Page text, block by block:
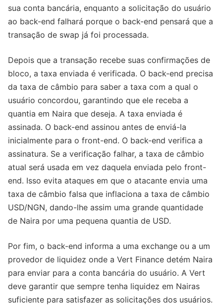
sua conta bancária, enquanto a solicitação do usuário
ao back-end falhará porque o back-end pensará que a
transação de swap já foi processada.
Depois que a transação recebe suas confirmações de
bloco, a taxa enviada é verificada. O back-end precisa
da taxa de câmbio para saber a taxa com a qual o
usuário concordou, garantindo que ele receba a
quantia em Naira que deseja. A taxa enviada é
assinada. O back-end assinou antes de enviá-la
inicialmente para o front-end. O back-end verifica a
assinatura. Se a verificação falhar, a taxa de câmbio
atual será usada em vez daquela enviada pelo front-
end. Isso evita ataques em que o atacante envia uma
taxa de câmbio falsa que inflaciona a taxa de câmbio
USD/NGN, dando-lhe assim uma grande quantidade
de Naira por uma pequena quantia de USD.
Por fim, o back-end informa a uma exchange ou a um
provedor de liquidez onde a Vert Finance detém Naira
para enviar para a conta bancária do usuário. A Vert
deve garantir que sempre tenha liquidez em Nairas
suficiente para satisfazer as solicitações dos usuários.